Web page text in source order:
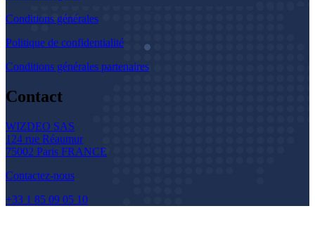
Conditions générales
Politique de confidentialité
Conditions générales partenaires
Contact
WIZDEO SAS
124 rue Réaumur
75002 Paris FRANCE
Contactez-nous
+33 1 85 09 05 10